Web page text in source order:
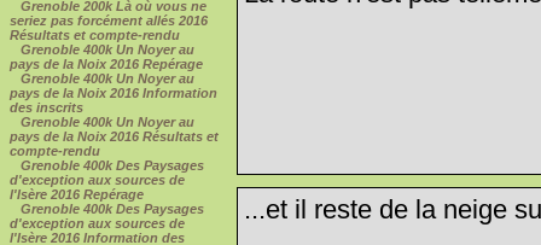
Grenoble 200k Là où vous ne
seriez pas forcément allés 2016
Résultats et compte-rendu
Grenoble 400k Un Noyer au
pays de la Noix 2016 Repérage
Grenoble 400k Un Noyer au
pays de la Noix 2016 Information
des inscrits
Grenoble 400k Un Noyer au
pays de la Noix 2016 Résultats et
compte-rendu
Grenoble 400k Des Paysages
d'exception aux sources de
l'Isère 2016 Repérage
Grenoble 400k Des Paysages
d'exception aux sources de
l'Isère 2016 Information des
...et il reste de la neige